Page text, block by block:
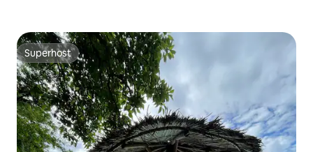
Superhost
Superhost